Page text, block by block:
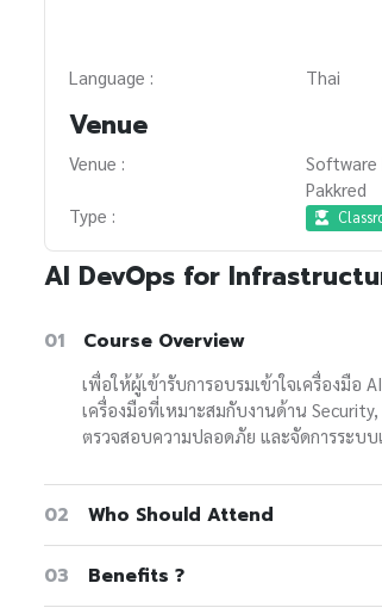
Language : Thai
Venue
Venue :
Software
Pakkred
Type :
AI DevOps for
01 Course Overview
เพื่อให้ผู้เข้ารับการอบรมเข้าใจเครื่องมือ
เครื่องมือที่เหมาะสมกับงานด้าน
ตรวจสอบความปลอดภัย และจัดการระบ
02 Who Should Attend
03 Benefits ?